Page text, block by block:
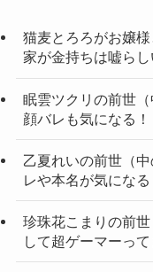
猫麦とろろがお嬢
家が金持ちは嘘らし
眠雲ツクリの前世
顔バレも気になる！
乙夏れいの前世（
レや本名が気になる
珍珠花こまりの前
して超ゲーマーって